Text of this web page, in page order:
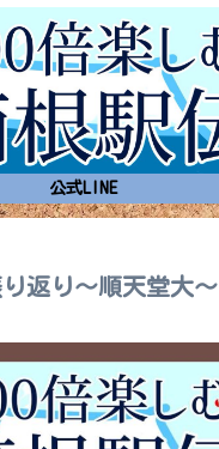
公式LINE
返り～順天堂大～